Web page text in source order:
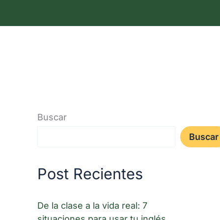
Buscar
Buscar
Post Recientes
De la clase a la vida real: 7